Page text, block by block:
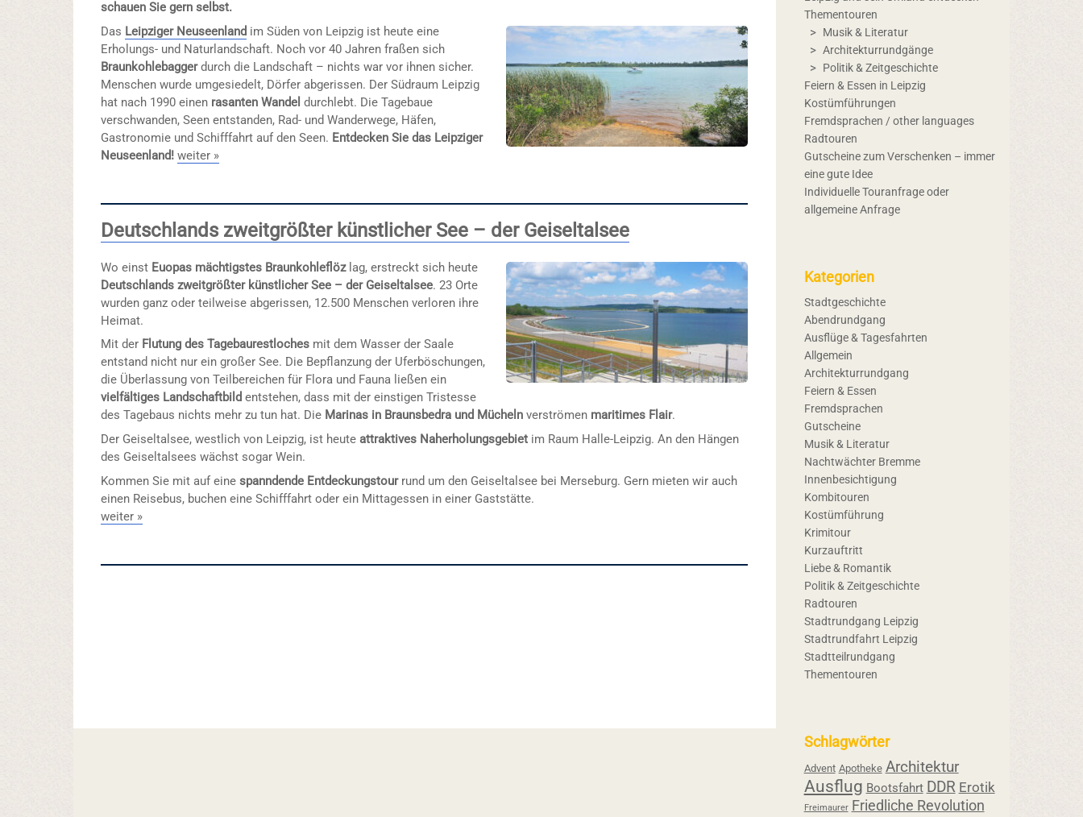
schauen Sie gern selbst.
Das Leipziger Neuseenland im Süden von Leipzig ist heute eine
Erholungs- und Naturlandschaft. Noch vor 40 Jahren fraßen sich
Braunkohlebaggerdurch die Landschaft – nichts war vor ihnen sicher.
Menschen wurde umgesiedelt, Dörfer abgerissen. Der Südraum Leipzig
hat nach 1990 einen rasanten Wandel durchlebt. Die Tagebaue
verschwanden, Seen entstanden, Rad- und Wanderwege, Häfen,
Gastronomie und Schifffahrt auf den Seen. Entdecken Sie das Leipziger
Neuseenland! weiter »
Deutschlands zweitgrößter künstlicher See – der Geiseltalsee
Wo einst Euopas mächtigstes Braunkohleflözlag, erstreckt sich heute
Deutschlands zweitgrößter künstlicher See – der Geiseltalsee. 23 Orte
wurden ganz oder teilweise abgerissen, 12.500 Menschen verloren ihre
Heimat.
Mit der Flutung des Tagebaurestloches mit dem Wasser der Saale
entstand nicht nur ein großer See. Die Bepflanzung der Uferböschungen,
die Überlassung von Teilbereichen für Flora und Fauna ließen ein
vielfältiges Landschaftbild entstehen, dass mit der einstigen Tristesse
des Tagebaus nichts mehr zu tun hat. Die Marinas in Braunsbedra und Mücheln verströmen maritimes Flair.
Der Geiseltalsee, westlich von Leipzig, ist heuteattraktives Naherholungsgebiet im Raum Halle-Leipzig. An den Hängen
des Geiseltalsees wächst sogar Wein.
Kommen Sie mit auf einespanndende Entdeckungstourrund um den Geiseltalsee bei Merseburg. Gern mieten wir auch
einen Reisebus, buchen eine Schifffahrt oder ein Mittagessen in einer Gaststätte.
weiter »
Thementouren
Musik & Literatur
Architekturrundgänge
Politik & Zeitgeschichte
Feiern & Essen in Leipzig
Kostümführungen
Fremdsprachen / other languages
Radtouren
Gutscheine zum Verschenken – immer
eine gute Idee
Individuelle Touranfrage oder
allgemeine Anfrage
Kategorien
Stadtgeschichte
Abendrundgang
Ausflüge & Tagesfahrten
Allgemein
Architekturrundgang
Feiern & Essen
Fremdsprachen
Gutscheine
Musik & Literatur
Nachtwächter Bremme
Innenbesichtigung
Kombitouren
Kostümführung
Krimitour
Kurzauftritt
Liebe & Romantik
Politik & Zeitgeschichte
Radtouren
Stadtrundgang Leipzig
Stadtrundfahrt Leipzig
Stadtteilrundgang
Thementouren
Schlagwörter
Advent Apotheke Architektur
Ausflug Bootsfahrt DDR Erotik
Freimaurer Friedliche Revolution